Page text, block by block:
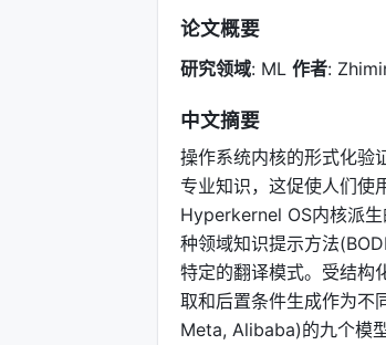
论文概要
研究领域: ML 作者:
中文摘要
操作系统内核的形式化验
专业知识，这促使人们
Hyperkernel OS内核派
种领域知识提示方法
特定的翻译模式。受结构
取和后置条件生成作为
Meta, Alibaba)的九个模